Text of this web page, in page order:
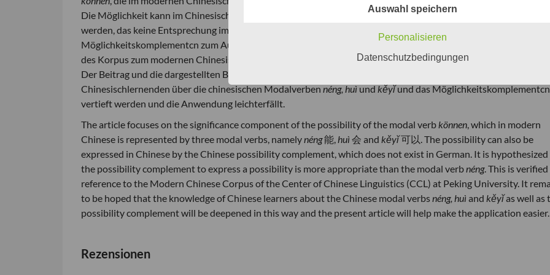
Die Möglichkeit kann im Chinesischen daneben auch durch das chinesische Möglichkeitskomplementcn
werden, das keine Entsprechung im Deutschen hat. Aufgestellt wird die Hypothese, dass das
Möglichkeitskomplementcn zum Ausdruck einer Möglichkeit geeigneter ist als das Modalverb
des Korpus zum modernen Chinesisch des Center of Chinese Linguistics (CCL) an der Universität Peking
Der Beitrag und die dargestellten Belege und Ergebnisse sollen dazu beitragen, dass die Kenntnisse von
Chinesischlernenden über die chinesischen Modalverben néng, huì und kěyĭund das Möglichkeitskomplementcn
vertieft werden und die Anwendung leichterfällt.
The article focuses on the significance component of the possibility of the modal verbkönnen, which in modern
Chinese is represented by three modal verbs, namelynéng能,huì 会 and kěyĭ可以. The possibility can also be
expressed in Chinese by the Chinese possibility complement, which does not exist in German. It is
the possibility complement to express a possibility is more appropriate than the modal verbnéng. This is
reference to the Modern Chinese Corpus of the Center of Chinese Linguistics (CCL) at Peking University. It
to be hoped that the knowledge of Chinese learners about the Chinese modal verbsnéng, huì and kěyĭas well as
possibility complement will be deepened in this way and the present article will help make the application easier.
Rezensionen
Auswahl speichern
Personalisieren
Datenschutzbedingungen